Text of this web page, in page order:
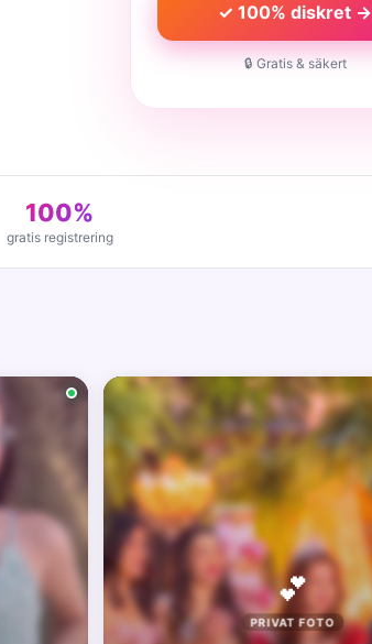
✓ 100% diskret →
🔒 Gratis & säkert
100%
gratis registrering
💕
PRIVAT FOTO